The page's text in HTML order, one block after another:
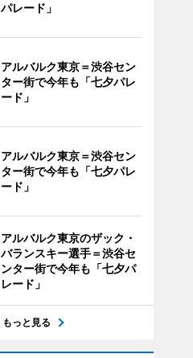
パレード」
アルバルク東京＝渋谷セン
ター街で今年も「七夕パレ
ード」
アルバルク東京＝渋谷セン
ター街で今年も「七夕パレ
ード」
アルバルク東京のザック・
バランスキー選手＝渋谷セ
ンター街で今年も「七夕パ
レード」
もっと見る